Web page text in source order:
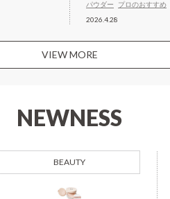
パウダー プロのおすすめ
2026.4.28
VIEW MORE
NEWNESS
BEAUTY